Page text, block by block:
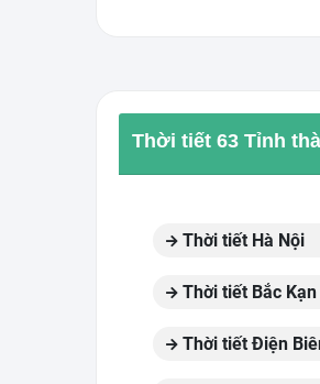
Thời tiết 63 Tỉnh
Thời tiết Hà Nội
Thời tiết Bắc Kạn
Thời tiết Điện